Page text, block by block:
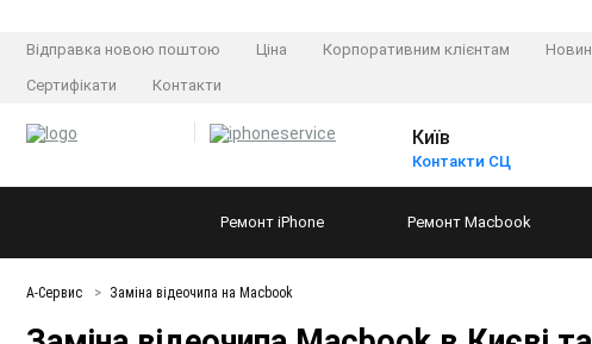
Відправка новою поштою Ціна Корпоративним клієнтам
Сертифікати
Контакти
Київ
Контакти СЦ
Ремонт iPhone Ремонт Macbook
А-Сервис Заміна відеочипа на Macbook